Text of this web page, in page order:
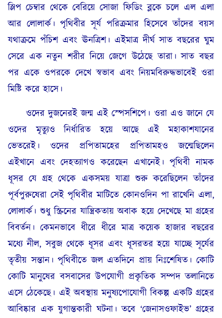
স্লিপ চেম্বার থেকে বেরিয়ে সোজা ফিডিং ব্লকে চলে এল এলা
আর লোলার্ক। পৃথিবীর সূর্য পরিক্রমার হিসেবে তাঁদের বয়স
যথাক্রমে পঁচিশ এবং ঊনত্রিশ। এইমাত্র দীর্ঘ সাত বছরের ঘুম
সেরে এক নতুন শরীর নিয়ে জেগে উঠেছে তারা। সাত বছর
পর একে ওপরকে দেখে স্বভাব এবং নিয়মবিরুদ্ধভাবেই ওরা
মিষ্টি করে হাসে।
ওদের দুজনেরই জন্ম এই স্পেসশিপে। ওরা এও জানে যে
ওদের মৃত্যুও নির্ধারিত হয়ে আছে এই মহাকাশযানের
ভেতরেই। ওদের প্রপিতামহের প্রপিতামহও জন্মেছিলেন
এইখানে এবং দেহত্যাগও করেছেন এখানেই। পৃথিবী নামক
ধূসর যে গ্রহ থেকে একসময় যাত্রা শুরু করেছিলেন তাঁদের
পূর্বপুরুষেরা সেই পৃথিবীর মাটিতে কোনওদিন পা রাখেনি এলা,
লোলার্ক। শুধু স্ক্রিনের যান্ত্রিকতায় অবাক হয়ে দেখেছে মা গ্রহের
বিবর্তন। কেমনভাবে ধীরে ধীরে মাত্র কয়েক হাজার বছরের
মধ্যে নীল, সবুজ থেকে ধূসর এবং ধূসরতর হয়ে যাচ্ছে সূর্যের
তৃতীয় সন্তান। পৃথিবীতে জল এতদিনে প্রায় নিঃশেষিত। কোটি
কোটি মানুষের বসবাসের উপযোগী প্রকৃতিক সম্পদ তলানিতে
এসে ঠেকেছে। এই অবস্থায় মনুষ্যপোযোগী বিকল্প একটি গ্রহের
আবিষ্কার এক যুগান্তকারী ঘটনা। তবে ‘জেনাসওফাইভ’ গ্রহের